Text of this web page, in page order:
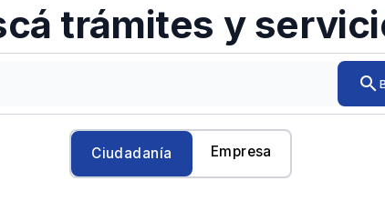
trámites y
o
servicio
quieras
search
Ciudadanía Empresa